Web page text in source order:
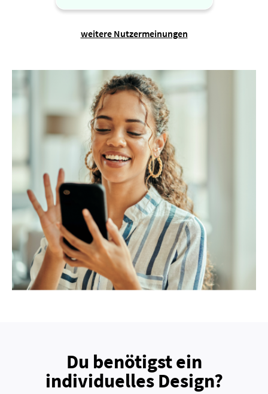
weitere Nutzermeinungen
Du benötigst ein
individuelles Design?